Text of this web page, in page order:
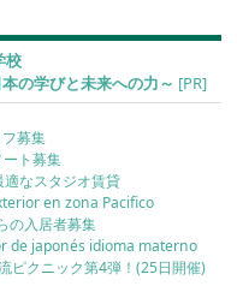
校
の学びと未来への力～ [PR]
募集
ト募集
なスタジオ賃貸
en zona Pacifico
の入居者募集
de japonés idioma materno
ピクニック第4弾！(25日開催)